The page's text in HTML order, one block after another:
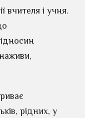
вчителя і учня.
рідних, у